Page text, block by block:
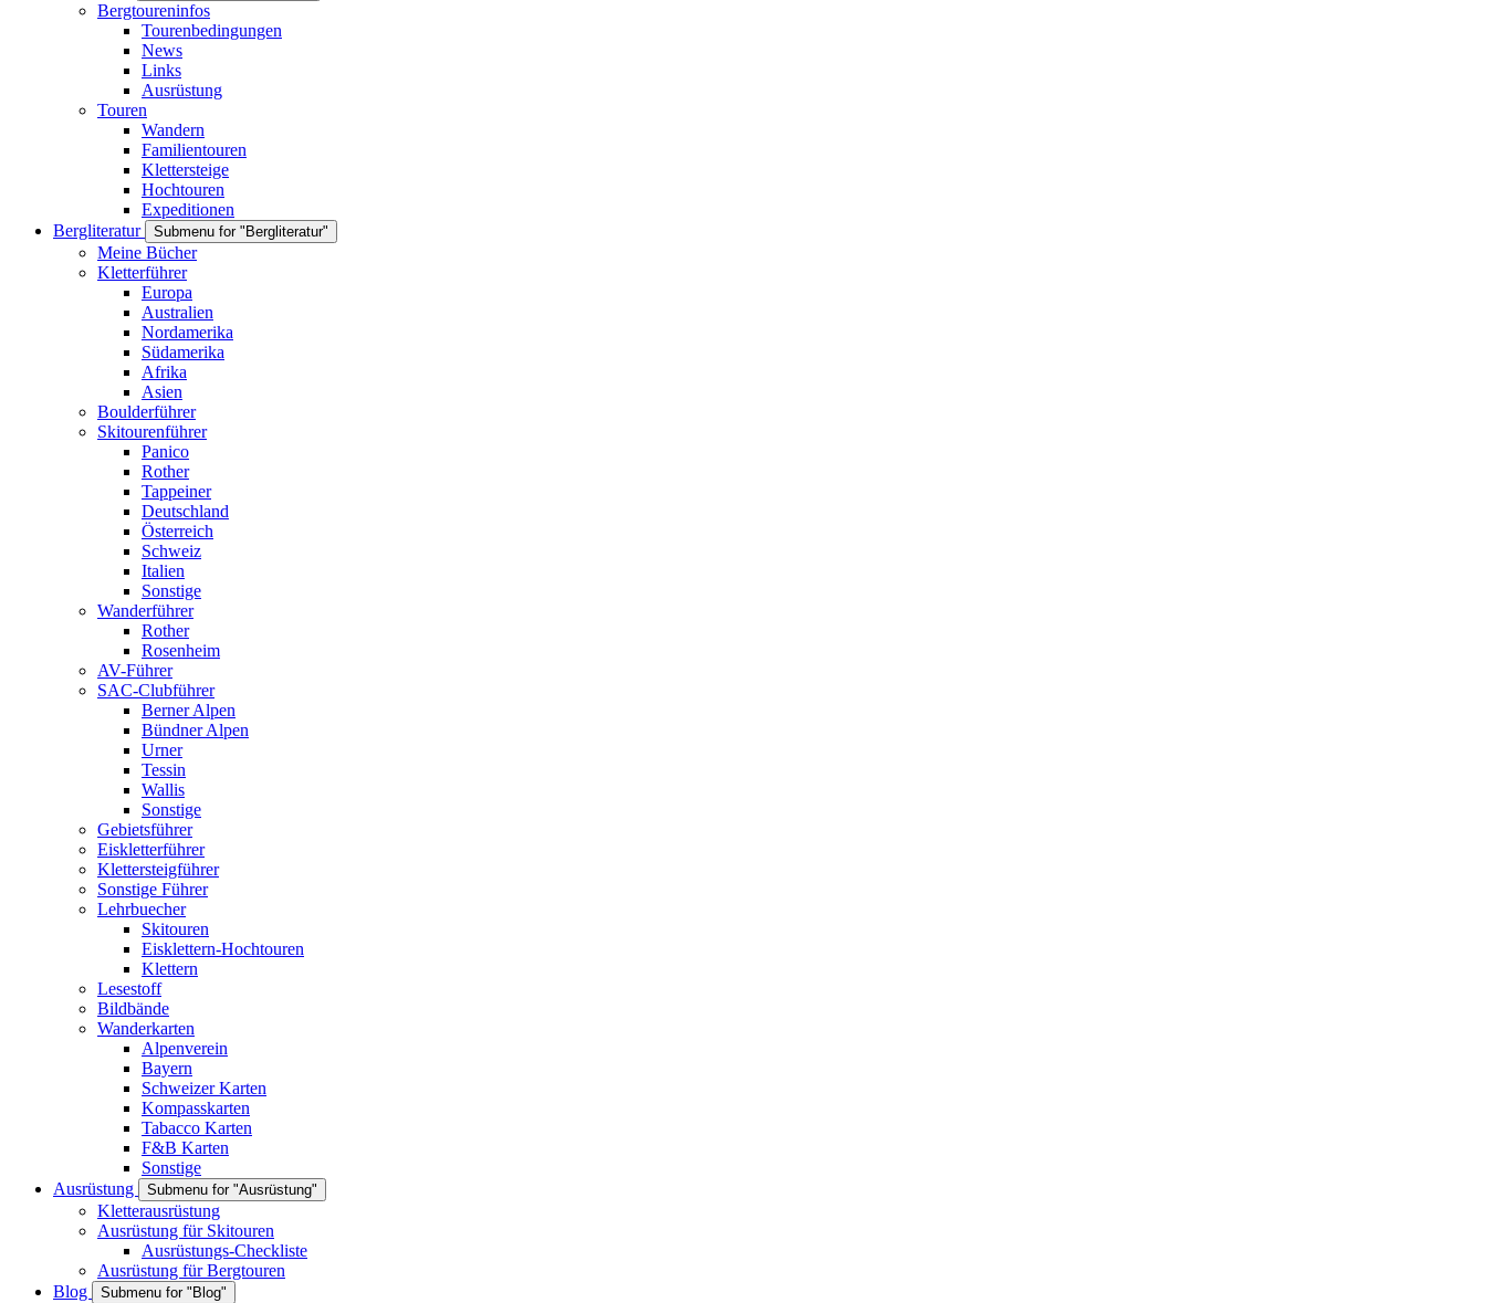
Bergtoureninfos
Tourenbedingungen
News
Links
Ausrüstung
Touren
Wandern
Familientouren
Klettersteige
Hochtouren
Expeditionen
Bergliteratur
Submenu for "Bergliteratur"
Meine Bücher
Kletterführer
Europa
Australien
Nordamerika
Südamerika
Afrika
Asien
Boulderführer
Skitourenführer
Panico
Rother
Tappeiner
Deutschland
Österreich
Schweiz
Italien
Sonstige
Wanderführer
Rother
Rosenheim
AV-Führer
SAC-Clubführer
Berner Alpen
Bündner Alpen
Urner
Tessin
Wallis
Sonstige
Gebietsführer
Eiskletterführer
Klettersteigführer
Sonstige Führer
Lehrbuecher
Skitouren
Eisklettern-Hochtouren
Klettern
Lesestoff
Bildbände
Wanderkarten
Alpenverein
Bayern
Schweizer Karten
Kompasskarten
Tabacco Karten
F&B Karten
Sonstige
Ausrüstung
Submenu for "Ausrüstung"
Kletterausrüstung
Ausrüstung für Skitouren
Ausrüstungs-Checkliste
Ausrüstung für Bergtouren
Blog
Submenu for "Blog"